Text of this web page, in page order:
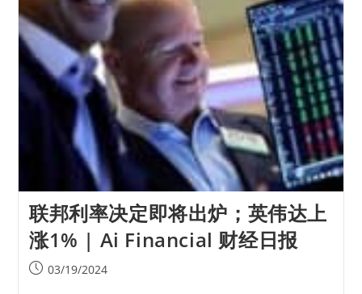
联邦利率决定即将出炉；英伟达上
涨1% | Ai Financial 财经日报
03/19/2024